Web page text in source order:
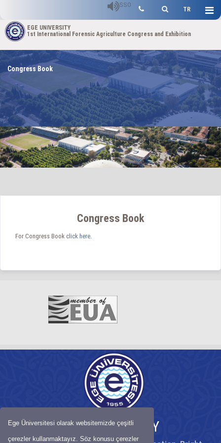
Ege Üniversitesi olarak websitemizde çeşitli
çerezler kullanmaktayız. Söz konusu çerezler
TR
SSO
EGE UNIVERSITY
1st International Forensic Agriculture Congress and Exhibition
Congress Book
Congress Book
For Congress Book click here.
EGE UNIVERSITY